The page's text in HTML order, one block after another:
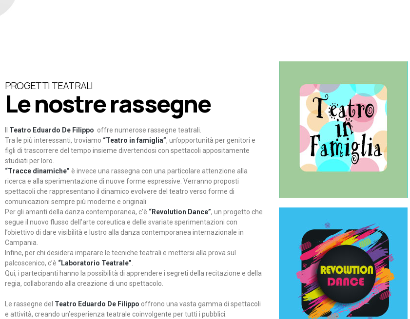
PROGETTI TEATRALI
Le nostre rassegne
Teatro Eduardo De Filippo offre numerose rassegne teatrali.
Tra le più interessanti, troviamo “Teatro in famiglia”, un’opportunità per genitori e
figli di trascorrere del tempo insieme divertendosi con spettacoli appositamente
studiati per loro.
“Tracce dinamiche” è invece una rassegna con una particolare attenzione alla
ricerca e alla sperimentazione di nuove forme espressive. Verranno proposti
spettacoli che rappresentano il dinamico evolvere del teatro verso forme di
comunicazioni sempre più moderne e originali
Per gli amanti della danza contemporanea, c’è “Revolution Dance”, un progetto che
segue il nuovo flusso dell’arte coreutica e delle svariate sperimentazioni con
l’obiettivo di dare visibilità e lustro alla danza contemporanea internazionale in
Campania.
Infine, per chi desidera imparare le tecniche teatrali e mettersi alla prova sul
palcoscenico, c’è “Laboratorio Teatrale”
Qui, i partecipanti hanno la possibilità di apprendere i segreti della recitazione e della
regia, collaborando alla creazione di uno spettacolo.
Le rassegne del Teatro Eduardo De Filippo offrono una vasta gamma di spettacoli
e attività, creando un’esperienza teatrale coinvolgente per tutti i pubblici.
Teatro in famiglia
Teatro In Famiglia è una
rassegna di teatro concepita
per far condividere e godere
del teatro all’intera famiglia.
Continua
Revolution Dance
Rassegna di danza
contemporanea – I Edizione
Continua